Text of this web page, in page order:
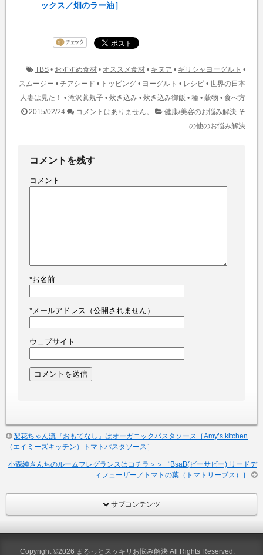
ックス／畑のラー油］
TBS • おすすめ食材 • オススメ食材 • キヌア • ギリシャヨーグルト •
スムージー • チアシード • トッピング • ヨーグルト • レシピ • 世界の日本
人妻は見た！ • 滝沢眞規子 • 炊き込み • 炊き込み御飯 • 種 • 穀物 • 食べ方
2015/02/24
コメントはありません。 健康/美容のお悩み解決 そ
の他のお悩み解決
コメントを残す
コメント
*お名前
* メールアドレス（公開されません）
ウェブサイト
梨花ちゃん流『おもてなし』はオーガニックパスタソース［Amy’s kitchen
（エイミーズキッチン）トマトパスタソース］
小森純さんちのルームフレグランスはコチラ＞＞［BsaB(ビーサビー) リードデ
ィフューザー／トマトの葉（トマトリーブス）］
サブコンテンツ
Copyright ©2026 まるっとスッキリお悩み解決 All Rights Reserved.